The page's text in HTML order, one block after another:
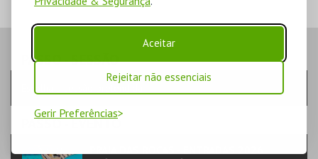
Aceitar
Rejeitar não essenciais
Gerir Preferências
PASSO- SESSÃO
PASSO- EVENTO